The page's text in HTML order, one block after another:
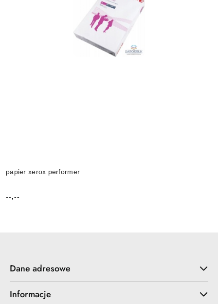
papier xerox performer
Cena:
--,--
Dane adresowe
Informacje